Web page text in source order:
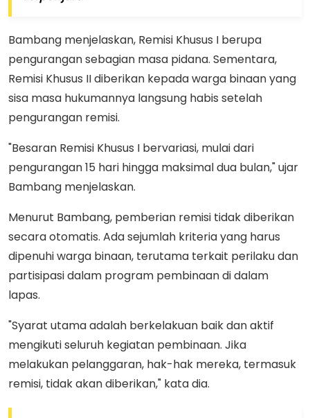
Bambang menjelaskan, Remisi Khusus I berupa
pengurangan sebagian masa pidana. Sementara,
Remisi Khusus II diberikan kepada warga binaan yang
sisa masa hukumannya langsung habis setelah
pengurangan remisi.
"Besaran Remisi Khusus I bervariasi, mulai dari
pengurangan 15 hari hingga maksimal dua bulan," ujar
Bambang menjelaskan.
Menurut Bambang, pemberian remisi tidak diberikan
secara otomatis. Ada sejumlah kriteria yang harus
dipenuhi warga binaan, terutama terkait perilaku dan
partisipasi dalam program pembinaan di dalam
lapas.
"Syarat utama adalah berkelakuan baik dan aktif
mengikuti seluruh kegiatan pembinaan. Jika
melakukan pelanggaran, hak-hak mereka, termasuk
remisi, tidak akan diberikan," kata dia.